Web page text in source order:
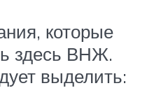
которые
здесь ВНЖ.
выделить: